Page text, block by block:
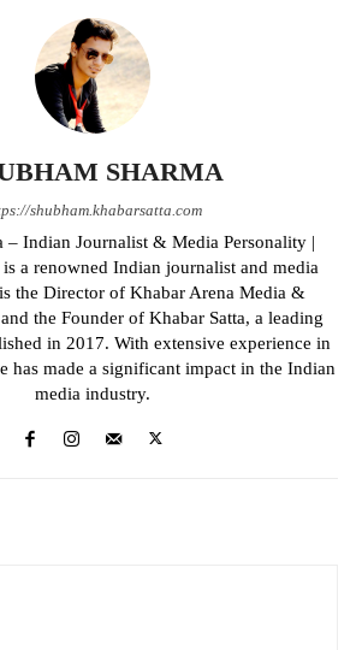
SHARMA
shubham.khabarsatta.com
– Indian Journalist & Media Personality |
is a renowned Indian journalist and media
the Director of Khabar Arena Media &
the Founder of Khabar Satta, a leading
in 2017. With extensive experience in
has made a significant impact in the Indian
media industry.